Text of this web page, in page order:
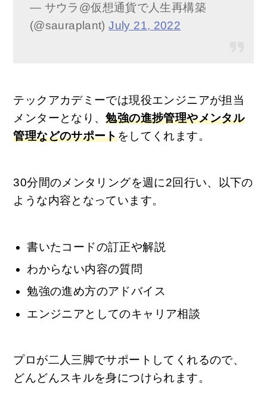
— サウラ@仮想通貨で人生再構築
(@sauraplant)July 21, 2022
テックアカデミーでは現役エンジニアが担当
メンターとなり、勉強の進捗管理やメンタル
管理などのサポートをしてくれます。
30分間のメンタリングを週に2回行い、以下の
ような内容となっています。
書いたコードの訂正や解説
わからない内容の質問
勉強の進め方のアドバイス
エンジニアとしてのキャリア相談
プロが二人三脚でサポートしてくれるので、
どんどんスキルを身につけられます。